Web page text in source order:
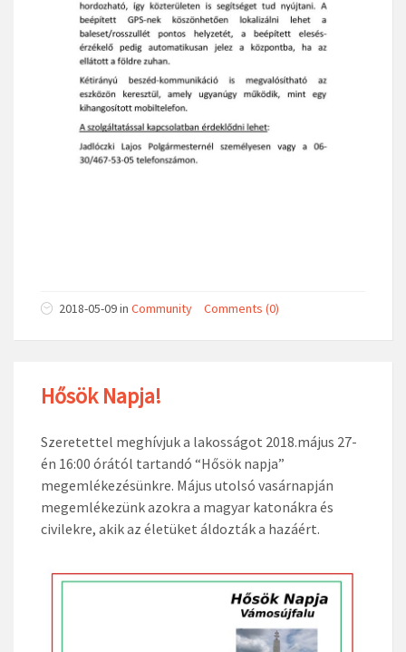
2018-05-09in Community Comments (0)
Hősök Napja!
Szeretettel meghívjuk a lakosságot 2018.május 27-
én 16:00 órától tartandó “Hősök napja”
megemlékezésünkre. Május utolsó vasárnapján
megemlékezünk azokra a magyar katonákra és
civilekre, akik az életüket áldozták a hazáért.